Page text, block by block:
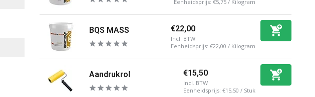
Eenheidsprijs: €5,75/ Kilogram
BQS MASS €22,00
Incl. BTW
Eenheidsprijs: €22,00 / Kilogram
Aandrukrol €15,50
Incl. BTW
Eenheidsprijs: €15,50 / Stuk